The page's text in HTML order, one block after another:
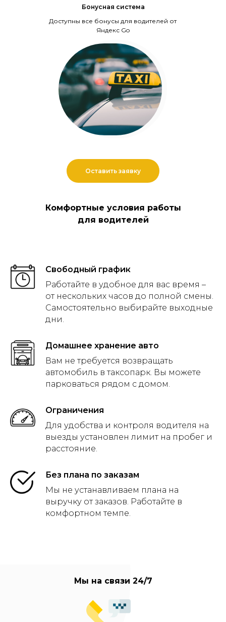
Доступны все бонусы для водителей от
Яндекс Go
Бонусная система
Оставить заявку
Комфортные условия работы
для водителей
Свободный график
Работайте в удобное для вас время –
от нескольких часов до полной смены.
Самостоятельно выбирайте выходные
дни.
Домашнее хранение авто
Вам не требуется возвращать
автомобиль в таксопарк. Вы можете
парковаться рядом с домом.
Ограничения
Для удобства и контроля водителя на
выезды установлен лимит на пробег и
расстояние.
Без плана по заказам
Мы не устанавливаем плана на
выручку от заказов. Работайте в
комфортном темпе.
Мы на связи 24/7